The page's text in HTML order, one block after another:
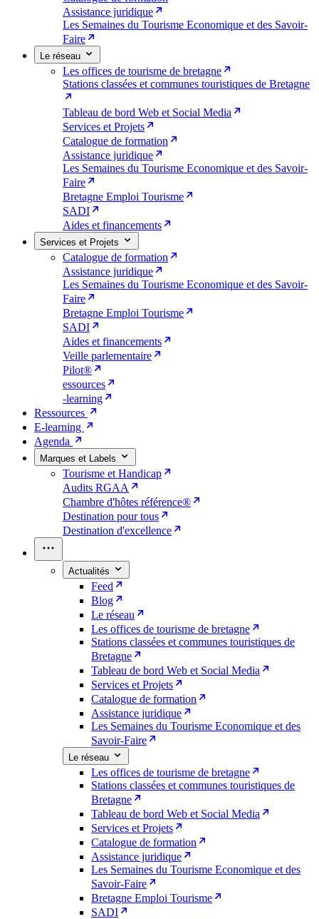
Assistance juridique
Les Semaines du Tourisme Economique et des Savoir-
Faire
Le réseau
Les offices de tourisme de bretagne
Stations classées et communes touristiques de Bretagne
Tableau de bord Web et Social Media
Services et Projets
Catalogue de formation
Assistance juridique
Les Semaines du Tourisme Economique et des Savoir-
Faire
Bretagne Emploi Tourisme
SADI
Aides et financements
Services et Projets
Catalogue de formation
Assistance juridique
Les Semaines du Tourisme Economique et des Savoir-
Faire
Bretagne Emploi Tourisme
SADI
Aides et financements
Veille parlementaire
Pilot®
essources
-learning
Ressources
E-learning
Agenda
Marques et Labels
Tourisme et Handicap
Audits RGAA
Chambre d'hôtes référence®
Destination pour tous
Destination d'excellence
Actualités
Feed
Blog
Le réseau
Les offices de tourisme de bretagne
Stations classées et communes touristiques de
Bretagne
Tableau de bord Web et Social Media
Services et Projets
Catalogue de formation
Assistance juridique
Les Semaines du Tourisme Economique et des
Savoir-Faire
Le réseau
Les offices de tourisme de bretagne
Stations classées et communes touristiques de
Bretagne
Tableau de bord Web et Social Media
Services et Projets
Catalogue de formation
Assistance juridique
Les Semaines du Tourisme Economique et des
Savoir-Faire
Bretagne Emploi Tourisme
SADI